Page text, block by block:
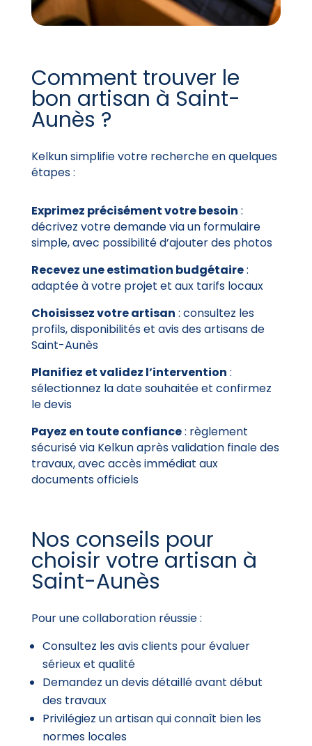
Comment trouver le
bon artisan à Saint-
Aunès ?
Kelkun simplifie votre recherche en quelques
étapes :
Exprimez précisément votre besoin :
décrivez votre demande via un formulaire
simple, avec possibilité d’ajouter des photos
Recevez une estimation budgétaire:
adaptée à votre projet et aux tarifs locaux
Choisissez votre artisan : consultez les
profils, disponibilités et avis des artisans de
Saint-Aunès
Planifiez et validez l’intervention :
sélectionnez la date souhaitée et confirmez
le devis
Payez en toute confiance: règlement
sécurisé via Kelkun après validation finale des
travaux, avec accès immédiat aux
documents officiels
Nos conseils pour
choisir votre artisan à
Saint-Aunès
Pour une collaboration réussie :
Consultez les avis clients pour évaluer
sérieux et qualité
Demandez un devis détaillé avant début
des travaux
Privilégiez un artisan qui connaît bien les
normes locales